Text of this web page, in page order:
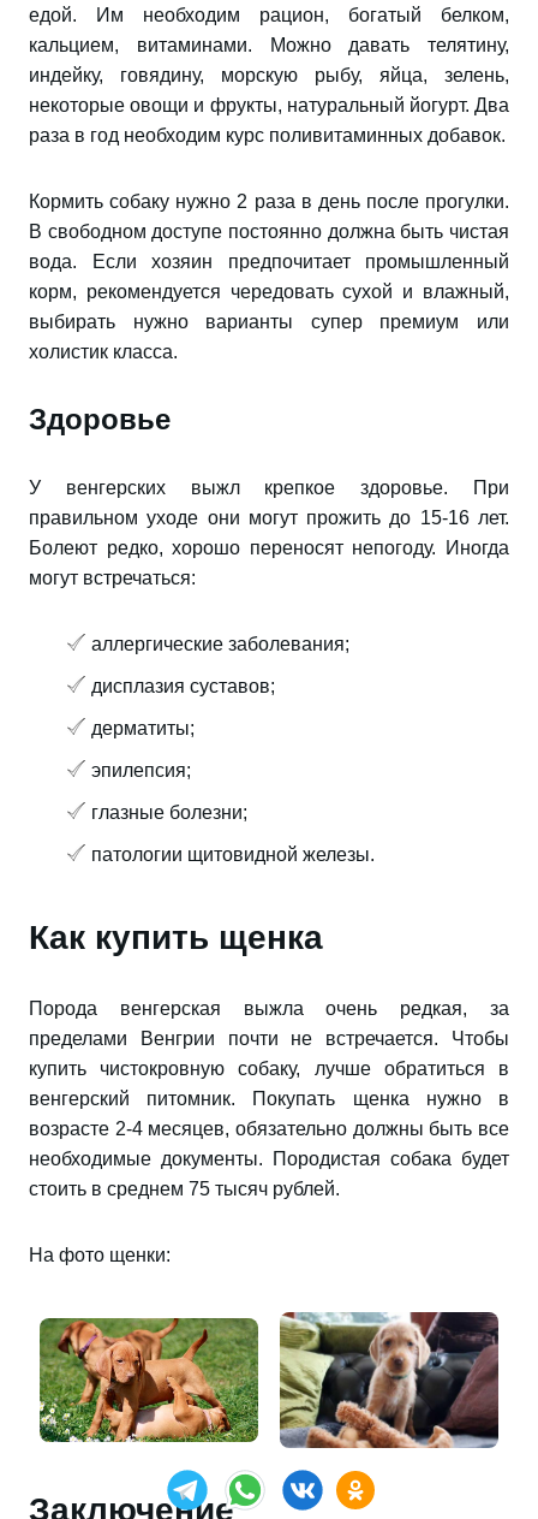
едой. Им необходим рацион, богатый белком,
кальцием, витаминами. Можно давать телятину,
индейку, говядину, морскую рыбу, яйца, зелень,
некоторые овощи и фрукты, натуральный йогурт. Два
раза в год необходим курс поливитаминных добавок.
Кормить собаку нужно 2 раза в день после прогулки.
В свободном доступе постоянно должна быть чистая
вода. Если хозяин предпочитает промышленный
корм, рекомендуется чередовать сухой и влажный,
выбирать нужно варианты супер премиум или
холистик класса.
Здоровье
У венгерских выжл крепкое здоровье. При
правильном уходе они могут прожить до 15-16 лет.
Болеют редко, хорошо переносят непогоду. Иногда
могут встречаться:
аллергические заболевания;
дисплазия суставов;
дерматиты;
эпилепсия;
глазные болезни;
патологии щитовидной железы.
Как купить щенка
Порода венгерская выжла очень редкая, за
пределами Венгрии почти не встречается. Чтобы
купить чистокровную собаку, лучше обратиться в
венгерский питомник. Покупать щенка нужно в
возрасте 2-4 месяцев, обязательно должны быть все
необходимые документы. Породистая собака будет
стоить в среднем 75 тысяч рублей.
На фото щенки:
Заключение